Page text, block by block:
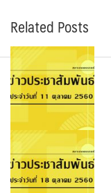
Related Posts